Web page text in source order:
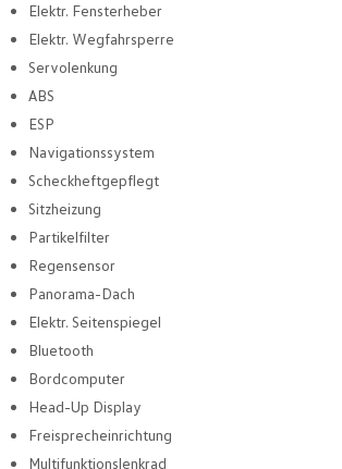
Elektr. Fensterheber
Elektr. Wegfahrsperre
Servolenkung
ABS
ESP
Navigationssystem
Scheckheftgepflegt
Sitzheizung
Partikelfilter
Regensensor
Panorama-Dach
Elektr. Seitenspiegel
Bluetooth
Bordcomputer
Head-Up Display
Freisprecheinrichtung
Multifunktionslenkrad